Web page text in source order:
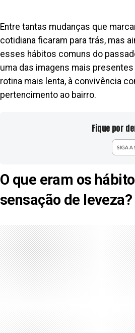
Entre tantas mudanças que
cotidiana ficaram para trás, mas
esses hábitos comuns do
uma das imagens mais
rotina mais lenta, à convivência
pertencimento ao bairro.
Fique por
O que eram os
sensação de leveza?